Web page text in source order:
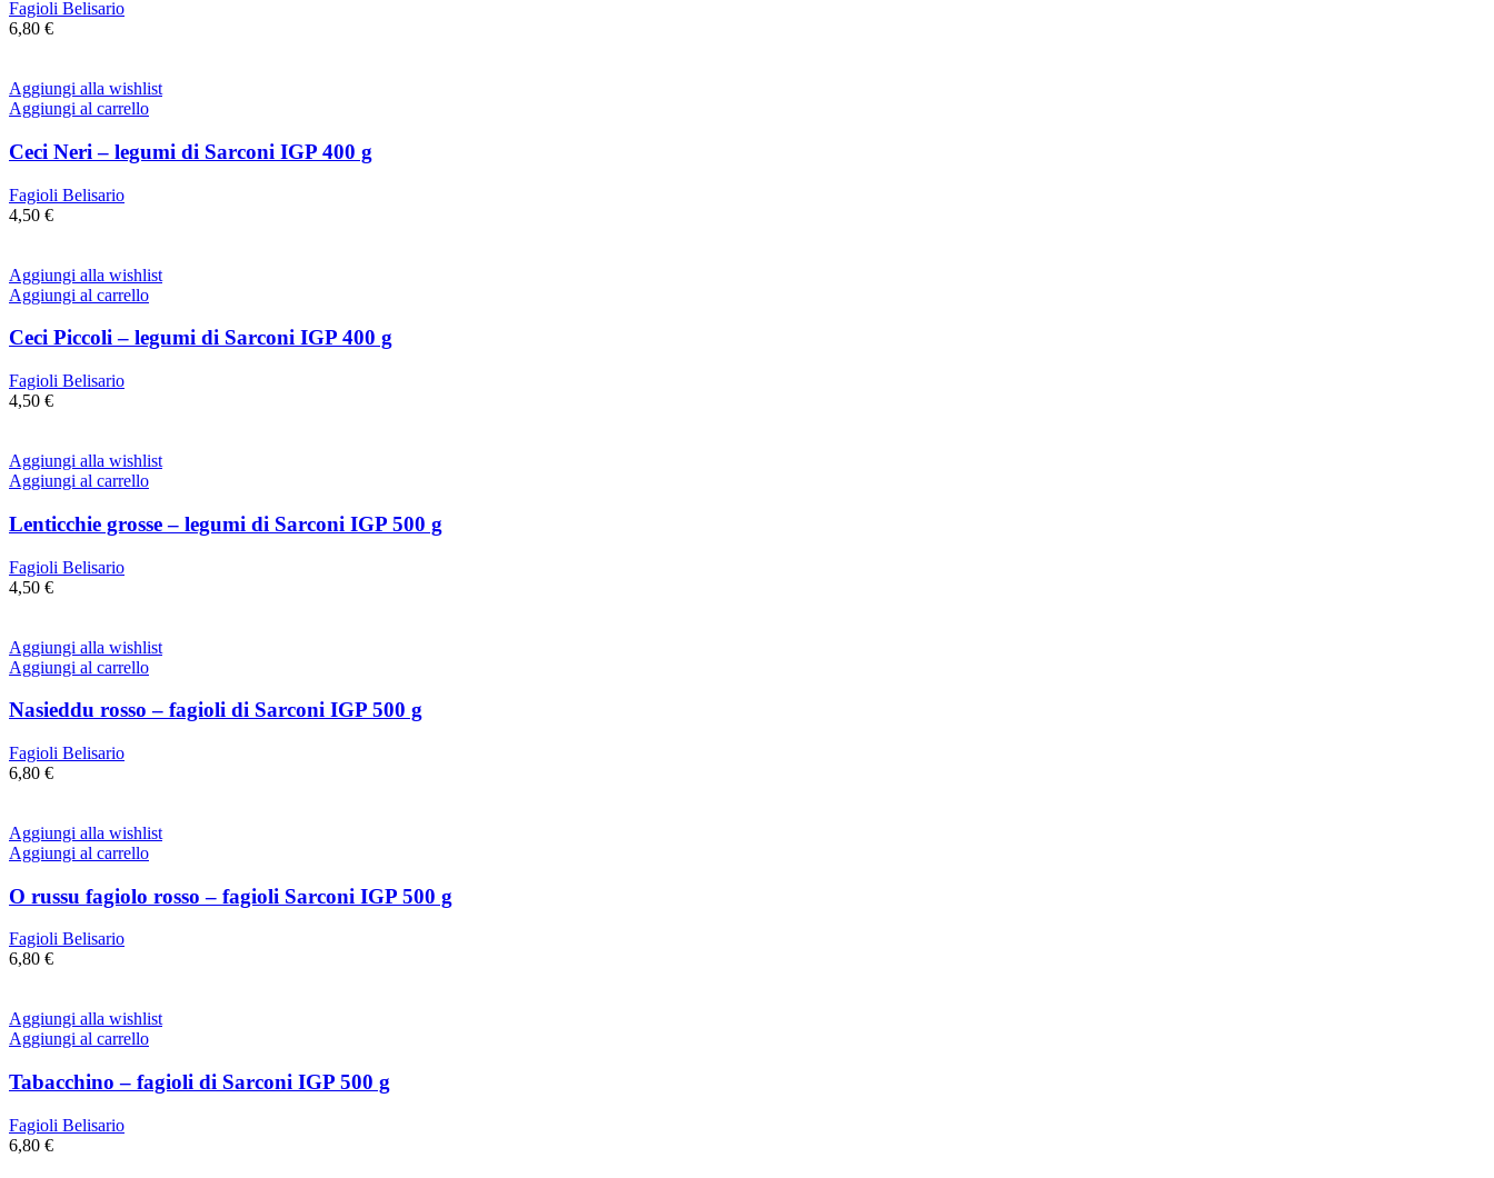
Fagioli Belisario
6,80 €
Aggiungi alla wishlist
Aggiungi al carrello
Ceci Neri – legumi di Sarconi IGP 400 g
Fagioli Belisario
4,50 €
Aggiungi alla wishlist
Aggiungi al carrello
Ceci Piccoli – legumi di Sarconi IGP 400 g
Fagioli Belisario
4,50 €
Aggiungi alla wishlist
Aggiungi al carrello
Lenticchie grosse – legumi di Sarconi IGP 500 g
Fagioli Belisario
4,50 €
Aggiungi alla wishlist
Aggiungi al carrello
Nasieddu rosso – fagioli di Sarconi IGP 500 g
Fagioli Belisario
6,80 €
Aggiungi alla wishlist
Aggiungi al carrello
O russu fagiolo rosso – fagioli Sarconi IGP 500 g
Fagioli Belisario
6,80 €
Aggiungi alla wishlist
Aggiungi al carrello
Tabacchino – fagioli di Sarconi IGP 500 g
Fagioli Belisario
6,80 €